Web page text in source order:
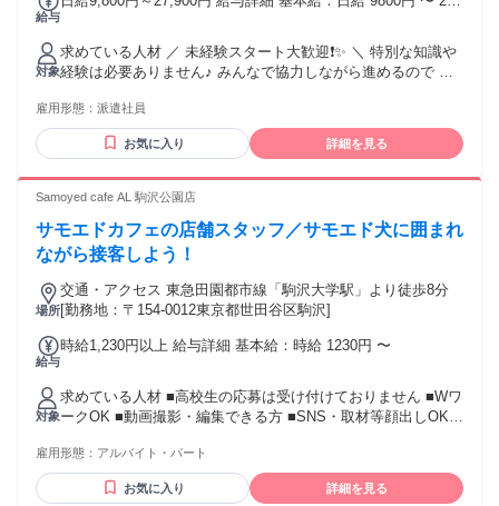
給与
れる通勤・皆勤・家族手当金額：なし 全員に一律で支払われ
るその他手当金額：なし 働く時間帯によりお給料が変わりま
す⌚ ＜例＞ ⏰05:00～14:00…日給1万1200円 ⏰07:30～
18:30…日給1万4700円 ⏰09:00～23:00…日給2万300円 ⏰
万7900円も同時募集中！
対象
求めている人材 ／ 未経験スタート大歓迎❗✨ ＼ 特別な知識や
経験は必要ありません♪ みんなで協力しながら進めるので イ
すめ♪＞――――₊⁺༚˚✧ ✅ イベントスタッフの仕事に興味があ
る ✅ 短期バイトでしっかり稼ぎたい ✅ スポーツが好き ✅ 期
間限定のイベントに関わりたい
✦✦・┈┈┈┈┈ ・✦ ⇒アルバイト、パート、正社員等 前職
ンクOK ◎学歴不問(中卒・高卒歓迎) ◎U・Iターン歓迎 ◎経
験不問 ◎主婦・主夫歓迎 ◎大学生歓迎 ✦・┈┈┈┈┈ ・
雇用形態： 派遣社員
お気に入り 詳細を見る
Samoyed cafe AL 駒沢公園店
サモエドカフェの店舗スタッフ／サモエド犬に囲まれ
ながら接客しよう！
場所
交通・アクセス 東急田園都市線「駒沢大学駅」より徒歩8分
[勤務地：〒154-0012東京都世田谷区駒沢]
給与
時給1,230円以上 給与詳細 基本給：時給 1230円 〜
対象
求めている人材 ■高校生の応募は受け付けておりません ■Wワ
ークOK ■動画撮影・編集できる方 ■SNS・取材等顔出しOKな
【必須スキル】 ※ ①～③のいずれかを満たしている方 ①ペ
ットの飼育経験がある方 ②動物関連のお仕事のご経験または
動物関連の資格をお持ちのある方 ・動物看護師(士) ・元トリ
雇用形態： アルバイト・パート
お気に入り 詳細を見る